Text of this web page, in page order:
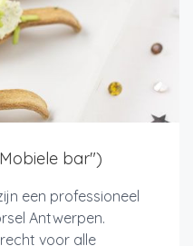
bar")
een professioneel
Antwerpen.
voor alle